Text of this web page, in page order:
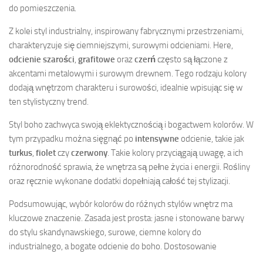
do pomieszczenia.
Z kolei styl industrialny, inspirowany fabrycznymi przestrzeniami,
charakteryzuje się ciemniejszymi, surowymi odcieniami. Here,
odcienie szarości, grafitowe orazczerńczęsto są łączone z
akcentami metalowymi i surowym drewnem. Tego rodzaju kolory
dodają wnętrzom charakteru i surowości, idealnie wpisując się w
ten stylistyczny trend.
Styl boho zachwyca swoją eklektycznością i bogactwem kolorów. W
tym przypadku można sięgnąć po intensywne odcienie, takie jak
turkus, fioletczyczerwony. Takie kolory przyciągają uwagę, a ich
różnorodność sprawia, że wnętrza są pełne życia i energii. Rośliny
oraz ręcznie wykonane dodatki dopełniają całość tej stylizacji.
Podsumowując, wybór kolorów do różnych stylów wnętrz ma
kluczowe znaczenie. Zasada jest prosta: jasne i stonowane barwy
do stylu skandynawskiego, surowe, ciemne kolory do
industrialnego, a bogate odcienie do boho. Dostosowanie